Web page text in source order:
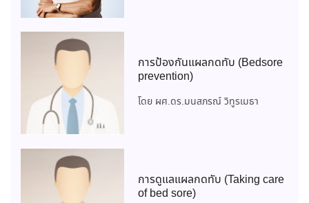
การป้องกันแผลกดทับ (Bedsore
prevention)
โดย ผศ.ดร.มนสภรณ์ วิทูรเมธา
การดูแลแผลกดทับ (Taking care
of bed sore)